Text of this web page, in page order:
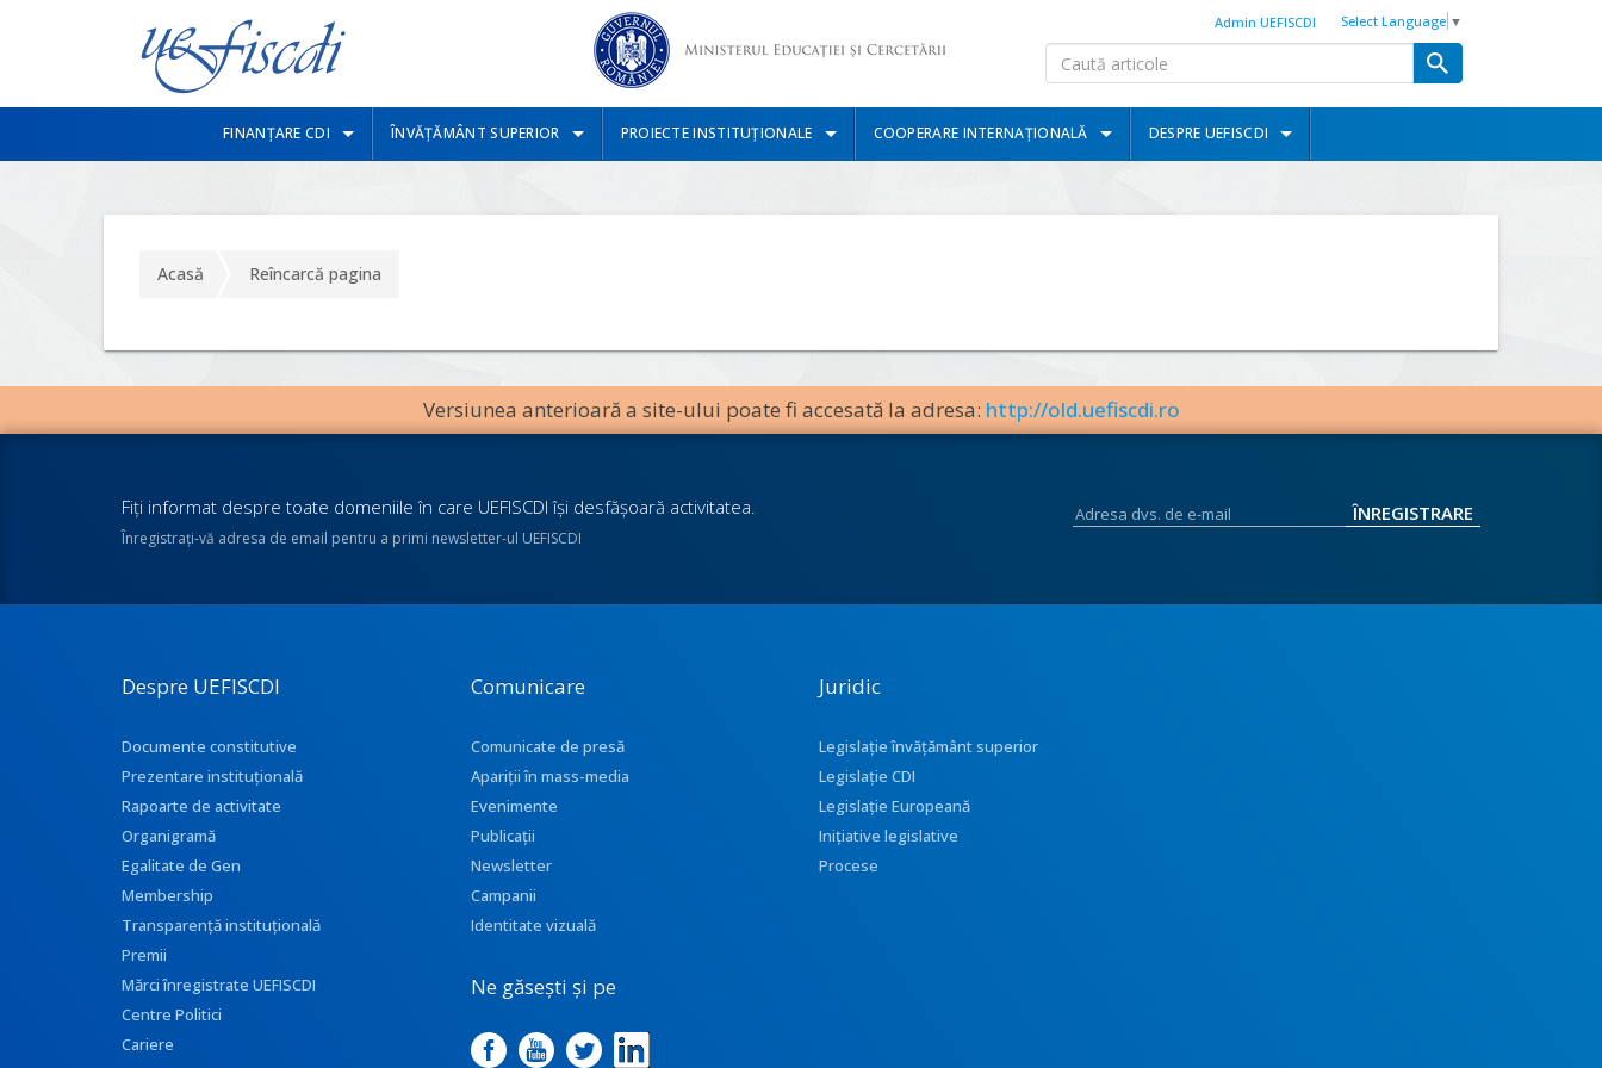
Select Language ▼
Admin UEFISCDI
FINANȚARE CDI ÎNVĂȚĂMÂNT SUPERIOR PROIECTE INSTITUȚIONALE COOPERARE INTERNAȚIONALĂ DESPRE UEFISCDI
Acasă Reîncarcă pagina
Versiunea anterioară a site-ului poate fi accesată la adresa: http://old.uefiscdi.ro
Fiţi informat despre toate domeniile în care UEFISCDI îşi desfăşoară activitatea.
Înregistraţi-vă adresa de email pentru a primi newsletter-ul UEFISCDI
Despre UEFISCDI
Documente constitutive
Prezentare instituţională
Rapoarte de activitate
Organigramă
Egalitate de Gen
Membership
Transparenţă instituţională
Premii
Mărci înregistrate UEFISCDI
Centre Politici
Cariere
Comunicare
Comunicate de presă
Apariţii în mass-media
Evenimente
Publicații
Newsletter
Campanii
Identitate vizuală
Ne găsești și pe
Juridic
Legislație învățământ superior
Legislație CDI
Legislație Europeană
Inițiative legislative
Procese